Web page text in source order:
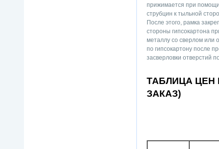
прижимается при
струбцин к тыльной
После этого, рамка
стороны гипсокартона
металлу со сверлом или
по гипсокартону после
засверловки отверстий
ТАБЛИЦА
ЗАКАЗ)